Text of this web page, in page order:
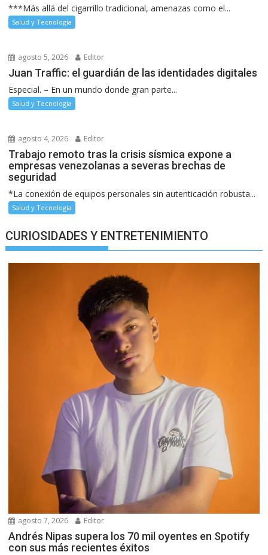
***Más allá del cigarrillo tradicional, amenazas como el...
Salud y Tecnología
agosto 5, 2026 Editor
Juan Traffic: el guardián de las identidades digitales
Especial. – En un mundo donde gran parte...
Salud y Tecnología
agosto 4, 2026 Editor
Trabajo remoto tras la crisis sísmica expone a
empresas venezolanas a severas brechas de
seguridad
*La conexión de equipos personales sin autenticación robusta...
Salud y Tecnología
CURIOSIDADES Y ENTRETENIMIENTO
agosto 7, 2026 Editor
Andrés Nipas supera los 70 mil oyentes en Spotify
con sus más recientes éxitos